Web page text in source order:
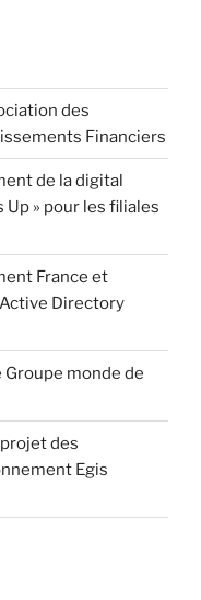
des
Financiers
de la digital
Up » pour les filiales
France et
Directory
Groupe monde de
des
Egis